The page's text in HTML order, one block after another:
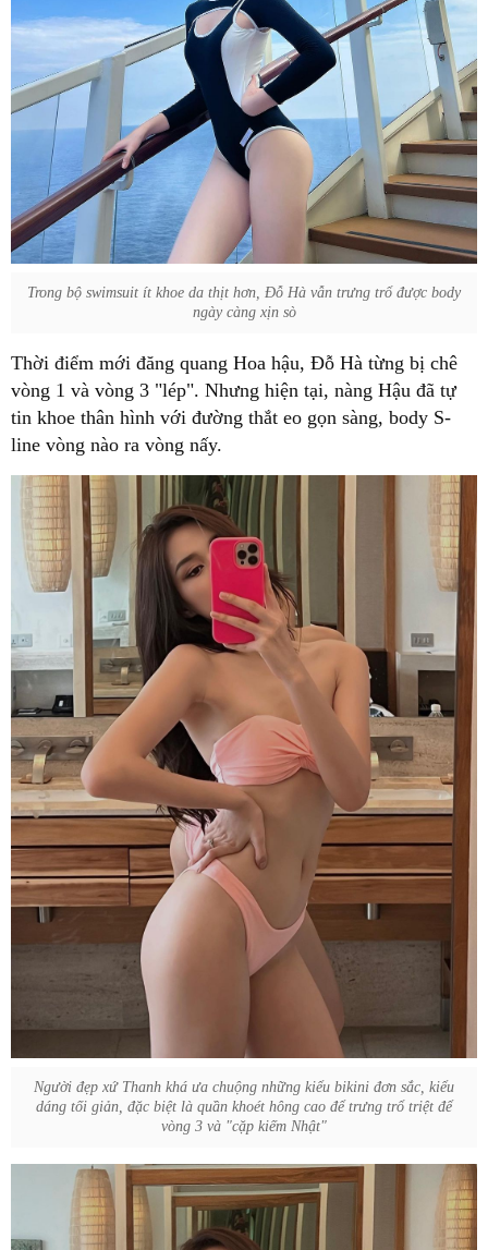
Trong bộ swimsuit ít khoe da thịt hơn, Đỗ Hà vẫn trưng trổ được body
ngày càng xịn sò
Thời điểm mới đăng quang Hoa hậu, Đỗ Hà từng bị chê
vòng 1 và vòng 3 "lép". Nhưng hiện tại, nàng Hậu đã tự
tin khoe thân hình với đường thắt eo gọn sàng, body S-
line vòng nào ra vòng nấy.
Người đẹp xứ Thanh khá ưa chuộng những kiểu bikini đơn sắc, kiểu
dáng tối giản, đặc biệt là quần khoét hông cao để trưng trổ triệt để
vòng 3 và "cặp kiếm Nhật"